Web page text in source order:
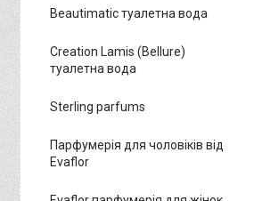
Beautimatic туалетна вода
Creation Lamis (Bellure)
туалетна вода
Sterling parfums
Парфумерія для чоловіків від
Evaflor